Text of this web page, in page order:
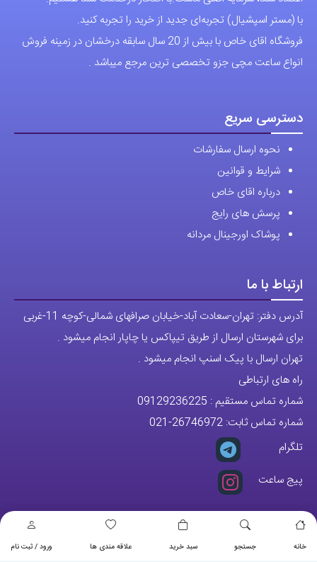
خانه جستجو سبد خرید علاقه مندی ها ورود / ثبت نام
با (مستر اسپشیال) تجربه‌ای جدید از خرید را تجربه کنید.
فروشگاه اقای خاص با بیش از 20 سال سابقه درخشان در زمینه فروش
انواع ساعت مچی جزو تخصصی ترین مرجع میباشد .
دسترسی سریع
نحوه ارسال سفارشات
شرایط و قوانین
درباره اقای خاص
پرسش های رایج
پوشاک اورجینال مردانه
ارتباط با ما
آدرس دفتر: تهران-سعادت آباد-خیابان صرافهای شمالی-کوچه 11-غربی
برای شهرستان ارسال از طریق تیپاکس یا چاپار انجام میشود .
تهران ارسال با پیک اسنپ انجام میشود .
راه های ارتباطی
شماره تماس مستقیم : 09129236225
شماره تماس ثابت: 26746972
-021
تلگرام
پیج ساعت
مجوزها